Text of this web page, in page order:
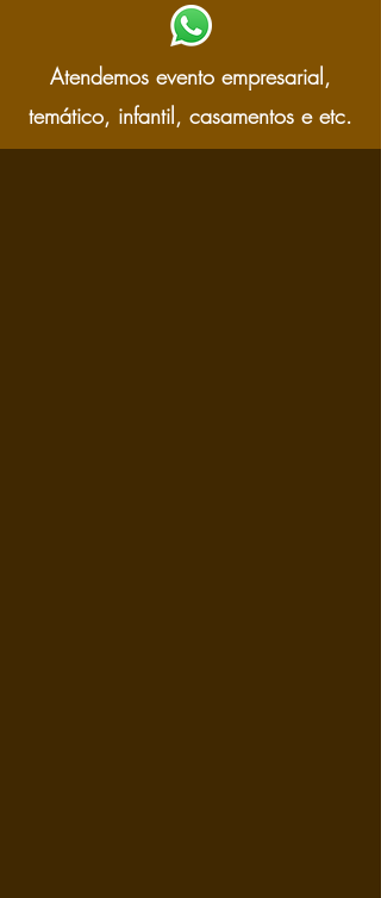
Atendemos evento empresarial,
temático, infantil, casamentos e etc.